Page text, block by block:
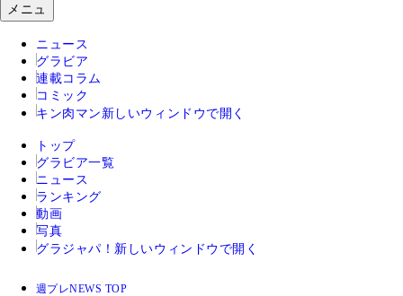
メニュ
ニュース
グラビア
連載コラム
コミック
キン肉マン 新しいウィンドウで開く
トップ
グラビア一覧
ニュース
ランキング
動画
写真
グラジャパ！ 新しいウィンドウで開く
週プレNEWS TOP